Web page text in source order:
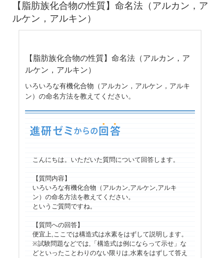
【脂肪族化合物の性質】命名法（アルカン，ア
ルケン，アルキン）
【脂肪族化合物の性質】命名法（アルカン，ア
ルケン，アルキン）
いろいろな有機化合物（アルカン，アルケン，アルキ
ン）の命名方法を教えてください。
こんにちは。いただいた質問について回答します。
【質問内容】
いろいろな有機化合物（アルカン,アルケン,アルキ
ン）の命名方法を教えてください。
というご質問ですね。
【質問への回答】
便宜上,ここでは構造式は水素をはずして説明します。
※試験問題などでは,「構造式は例にならって示せ」な
どといったことわりのない限りは,水素をはずして答え